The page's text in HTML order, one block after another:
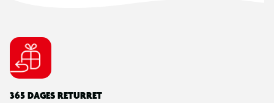
365 DAGES RETURRET